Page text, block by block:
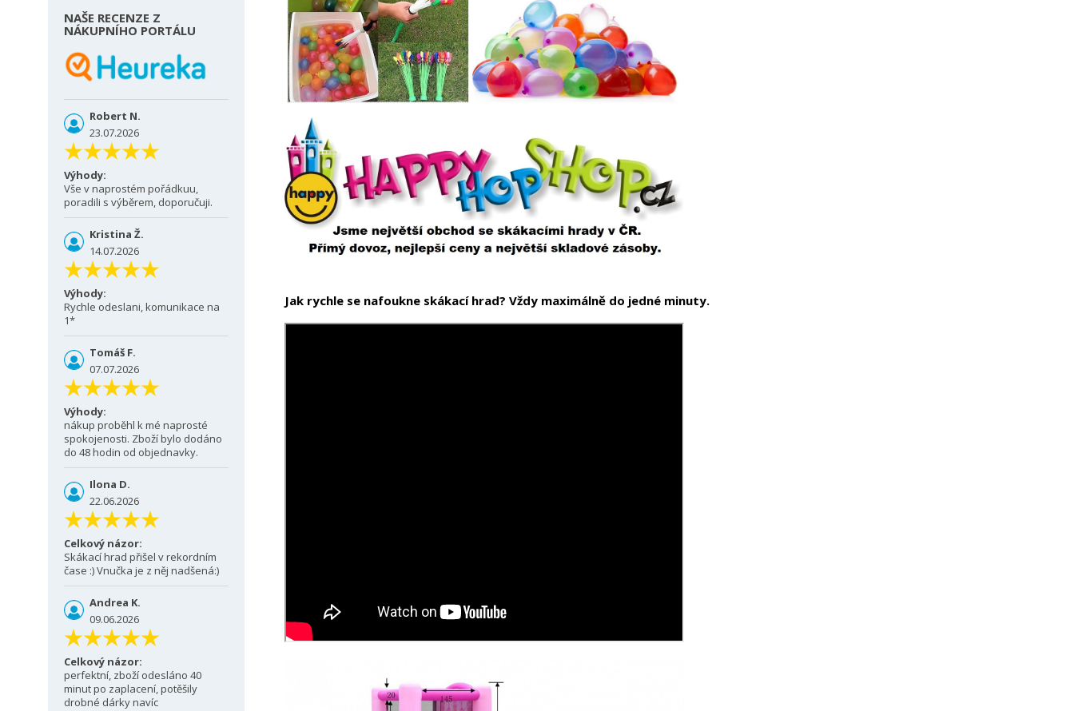
NAŠE RECENZE Z
NÁKUPNÍHO PORTÁLU
Robert N.
23.07.2026
Výhody:
Vše v naprostém pořádkuu,
poradili s výběrem, doporučuji.
Kristina Ž.
14.07.2026
Výhody:
Rychle odeslani, komunikace na
1*
Tomáš F.
07.07.2026
Výhody:
nákup proběhl k mé naprosté
spokojenosti. Zboží bylo dodáno
do 48 hodin od objednavky.
Ilona D.
22.06.2026
Celkový názor:
Skákací hrad přišel v rekordním
čase :) Vnučka je z něj nadšená:)
Andrea K.
09.06.2026
Celkový názor:
perfektní, zboží odesláno 40
minut po zaplacení, potěšily
drobné dárky navíc
Jak rychle se nafoukne skákací hrad? Vždy maximálně do jedné minuty.
Zrušit Vytvořit seznam přání
Zrušit